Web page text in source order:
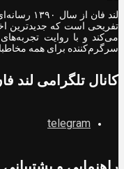
لند فان
تفریحی است که جدیدترین
می‌کند و با روایت
سرگرم‌کننده برای همه
کانال تلگرامی لند
telegram